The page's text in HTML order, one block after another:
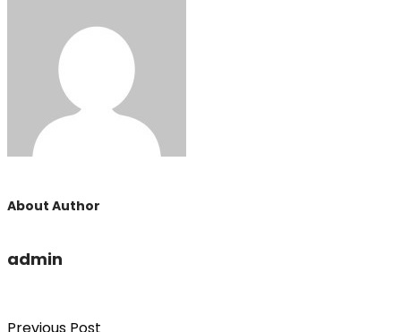
About Author
admin